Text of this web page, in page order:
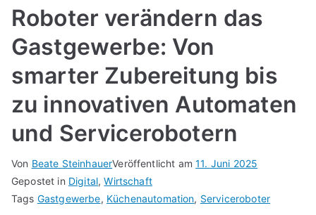
Roboter verändern das
Gastgewerbe: Von
smarter Zubereitung bis
zu innovativen Automaten
und Servicerobotern
Von Beate SteinhauerVeröffentlicht am11. Juni 2025
Gepostet in Digital,Wirtschaft
Tags Gastgewerbe, Küchenautomation, Serviceroboter